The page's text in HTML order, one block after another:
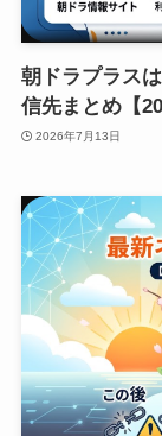
朝ドラプラス
信先まとめ【
2026年7月13日